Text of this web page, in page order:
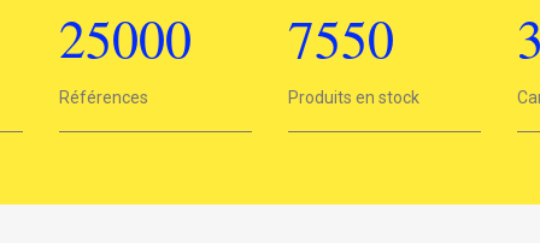
25000
25000
Références
7550
7550
Produits en stock
3
3